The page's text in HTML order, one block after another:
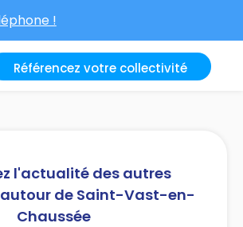
!
Référencez votre collectivité
l'actualité des autres
de Saint-Vast-en-
Chaussée